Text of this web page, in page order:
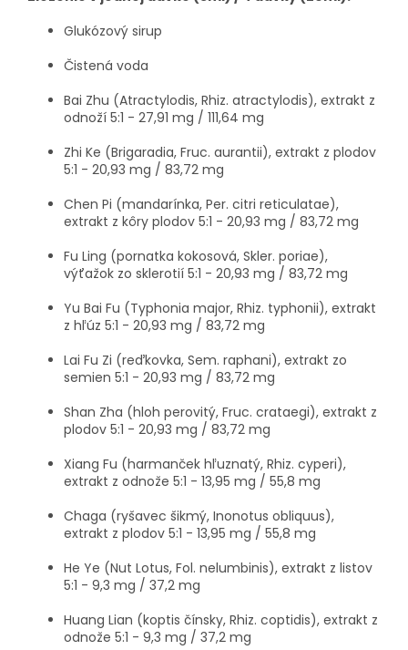
Glukózový sirup
Čistená voda
Bai Zhu (Atractylodis, Rhiz. atractylodis), extrakt z
odnoží 5:1 - 27,91 mg / 111,64 mg
Zhi Ke (Brigaradia, Fruc. aurantii), extrakt z plodov
5:1 - 20,93 mg / 83,72 mg
Chen Pi (mandarínka, Per. citri reticulatae),
extrakt z kôry plodov 5:1 - 20,93 mg / 83,72 mg
Fu Ling (pornatka kokosová, Skler. poriae),
výťažok zo sklerotií 5:1 - 20,93 mg / 83,72 mg
Yu Bai Fu (Typhonia major, Rhiz. typhonii), extrakt
z hľúz 5:1 - 20,93 mg / 83,72 mg
Lai Fu Zi (reďkovka, Sem. raphani), extrakt zo
semien 5:1 - 20,93 mg / 83,72 mg
Shan Zha (hloh perovitý, Fruc. crataegi), extrakt z
plodov 5:1 - 20,93 mg / 83,72 mg
Xiang Fu (harmanček hľuznatý, Rhiz. cyperi),
extrakt z odnože 5:1 - 13,95 mg / 55,8 mg
Chaga (ryšavec šikmý, Inonotus obliquus),
extrakt z plodov 5:1 - 13,95 mg / 55,8 mg
He Ye (Nut Lotus, Fol. nelumbinis), extrakt z listov
5:1 - 9,3 mg / 37,2 mg
Huang Lian (koptis čínsky, Rhiz. coptidis), extrakt z
odnože 5:1 - 9,3 mg / 37,2 mg